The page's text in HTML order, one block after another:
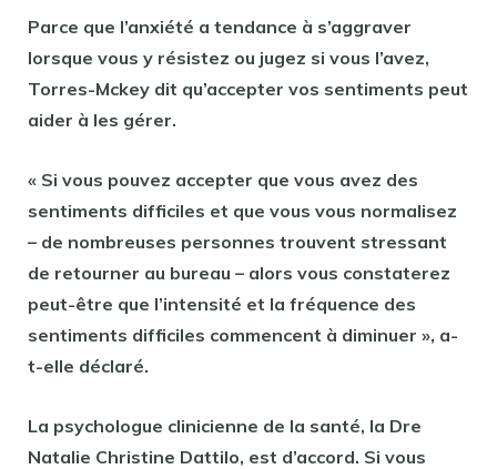
Parce que l’anxiété a tendance à s’aggraver
lorsque vous y résistez ou jugez si vous l’avez,
Torres-Mckey dit qu’accepter vos sentiments peut
aider à les gérer.
« Si vous pouvez accepter que vous avez des
sentiments difficiles et que vous vous normalisez
– de nombreuses personnes trouvent stressant
de retourner au bureau – alors vous constaterez
peut-être que l’intensité et la fréquence des
sentiments difficiles commencent à diminuer », a-
t-elle déclaré.
La psychologue clinicienne de la santé, la Dre
Natalie Christine Dattilo, est d’accord. Si vous